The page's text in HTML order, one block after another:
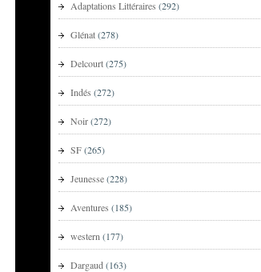
Adaptations Littéraires (292)
Glénat(278)
Delcourt(275)
Indés (272)
Noir(272)
SF(265)
Jeunesse(228)
Aventures (185)
western (177)
Dargaud (163)